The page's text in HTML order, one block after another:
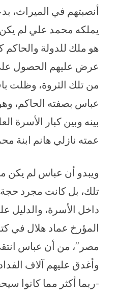
أنصبتهم في الميراث،
يملكه محمد علي لم
هو ملك للدولة والحاكم
عرض عليهم الحصول
من تلك الثروة، وظلت
عباس بصفته الحاكم،
بينه وبين كبار الأسرة
عمته نازلي هانم ابنة
ويبدو أن عباس لم يكن
تلك، بل كانت مجرد
داخل الأسرة، والدليل
المؤرخ عماد هلال في
مصر”، من أن عباس
وأغدق عليهم آلاف
-ربما أكثر مما كانوا